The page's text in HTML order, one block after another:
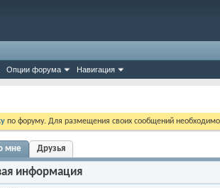
Опции форума Навигация
по форуму. Для размещения своих сообщений необходимо
мне Друзья
информация